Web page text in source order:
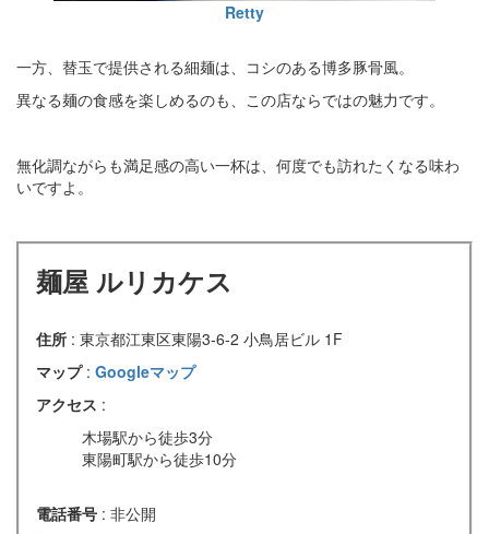
Retty
一方、替玉で提供される細麺は、コシのある博多豚骨風。
異なる麺の食感を楽しめるのも、この店ならではの魅力です。
無化調ながらも満足感の高い一杯は、何度でも訪れたくなる味わ
いですよ。
麺屋 ルリカケス
住所 : 東京都江東区東陽3-6-2 小鳥居ビル 1F
マップ : Googleマップ
アクセス :
木場駅から徒歩3分
東陽町駅から徒歩10分
電話番号 : 非公開